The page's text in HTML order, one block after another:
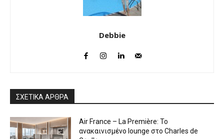
Debbie
ΣΧΕΤΙΚΑ ΑΡΘΡΑ
Air France – La Première: Το
ανακαινισμένο lounge στο Charles de